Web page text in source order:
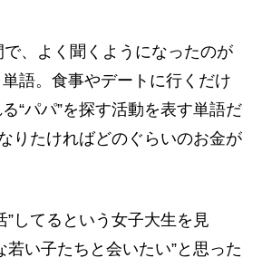
、よく聞くようになったのが
単語。食事やデートに行くだけ
“パパ”を探す活動を表す単語だ
りたければどのぐらいのお金が
”してるという女子大生を見
若い子たちと会いたい”と思った